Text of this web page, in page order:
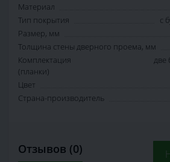
Материал
Тип покрытия
с
Размер, мм
Толщина стены дверного проема, мм
Комплектация
(планки)
две
Цвет
Страна-производитель
Отзывов (0)